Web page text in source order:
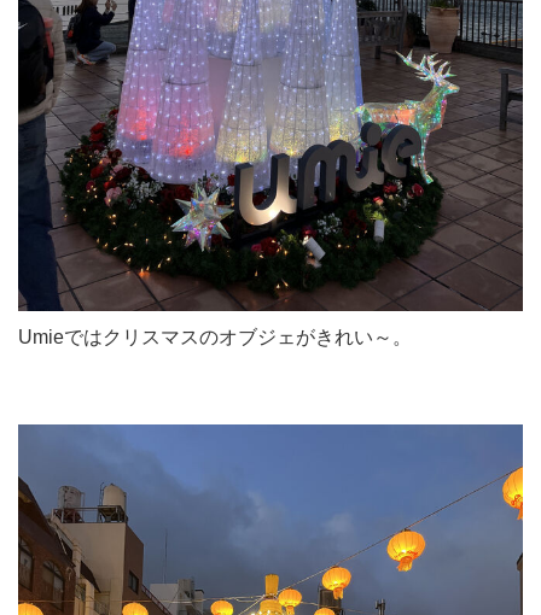
Umieではクリスマスのオブジェがきれい～。